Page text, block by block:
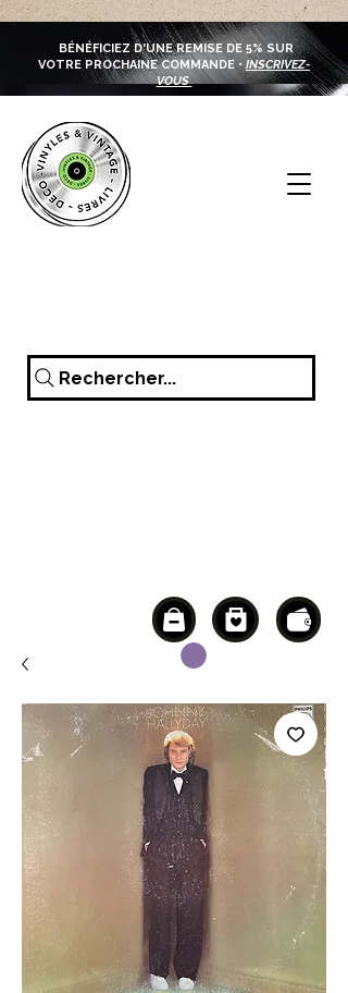
BÉNÉFICIEZ D'UNE REMISE DE 5% SUR
VOTRE PROCHAINE COMMANDE • INSCRIVEZ-
VOUS
Rechercher...